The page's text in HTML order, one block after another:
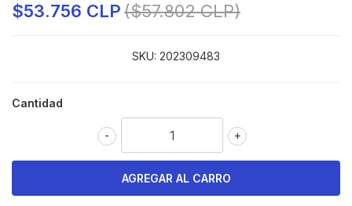
$53.756 CLP($57.802 CLP)
SKU: 202309483
Cantidad
+
-